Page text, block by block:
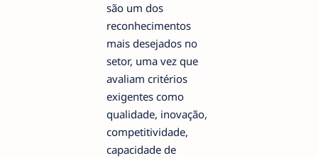
são um dos
reconhecimentos
mais desejados no
setor, uma vez que
avaliam critérios
exigentes como
qualidade, inovação,
competitividade,
capacidade de